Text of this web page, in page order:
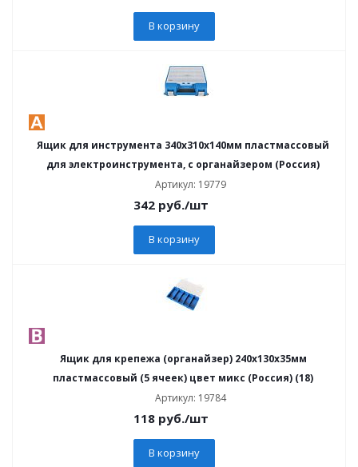
В корзину
Ящик для инструмента 340х310х140мм пластмассовый
для электроинструмента, с органайзером (Россия)
Артикул: 19779
342 руб./шт
В корзину
Ящик для крепежа (органайзер) 240х130х35мм
пластмассовый (5 ячеек) цвет микс (Россия) (18)
Артикул: 19784
118 руб./шт
В корзину